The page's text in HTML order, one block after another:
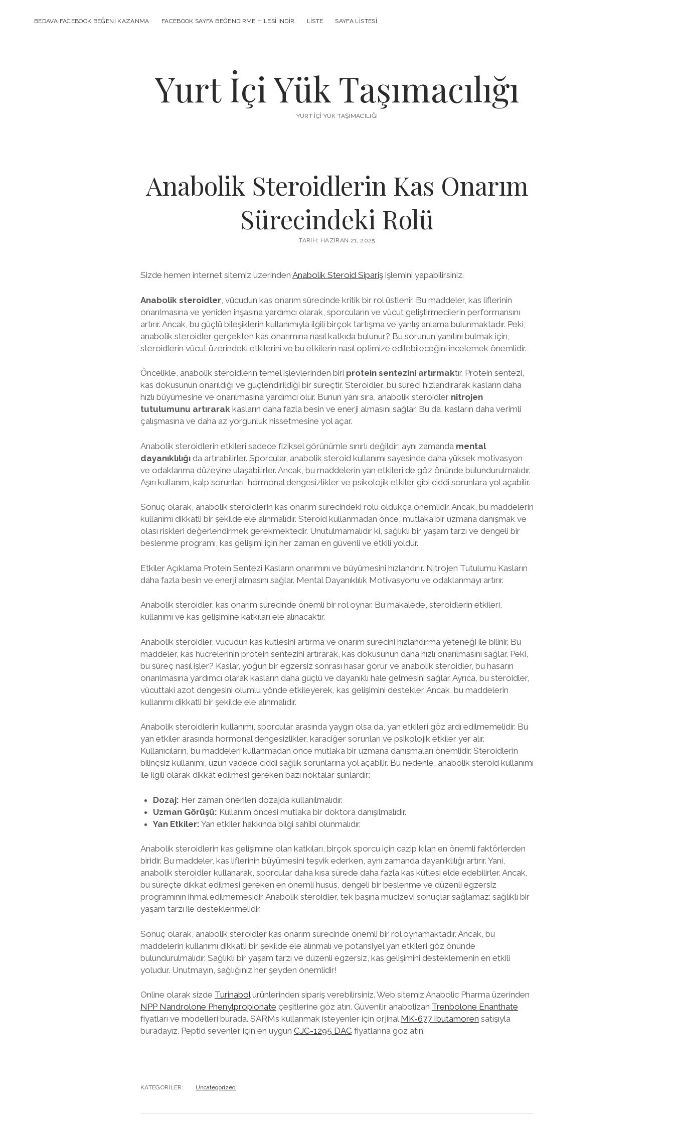
BEDAVA FACEBOOK BEĞENI KAZANMA FACEBOOK SAYFA BEĞENDIRME HILESI İNDIR LISTE SAYFA LISTESI
Yurt İçi Yük Taşımacılığı
YURT İÇI YÜK TAŞIMACILIĞI
Anabolik Steroidlerin Kas Onarım
Sürecindeki Rolü
TARIH: HAZIRAN 21, 2025
Sizde hemen internet sitemiz üzerinden Anabolik Steroid Siparişişlemini yapabilirsiniz.
Anabolik steroidler, vücudun kas onarım sürecinde kritik bir rol üstlenir. Bu maddeler, kas liflerinin
onarılmasına ve yeniden inşasına yardımcı olarak, sporcuların ve vücut geliştirmecilerin performansını
artırır. Ancak, bu güçlü bileşiklerin kullanımıyla ilgili birçok tartışma ve yanlış anlama bulunmaktadır. Peki,
anabolik steroidler gerçekten kas onarımına nasıl katkıda bulunur? Bu sorunun yanıtını bulmak için,
steroidlerin vücut üzerindeki etkilerini ve bu etkilerin nasıl optimize edilebileceğini incelemek önemlidir.
Öncelikle, anabolik steroidlerin temel işlevlerinden biri protein sentezini artırmaktır. Protein sentezi,
kas dokusunun onarıldığı ve güçlendirildiği bir süreçtir. Steroidler, bu süreci hızlandırarak kasların daha
hızlı büyümesine ve onarılmasına yardımcı olur. Bunun yanı sıra, anabolik steroidler nitrojen
tutulumunu artırarakkasların daha fazla besin ve enerji almasını sağlar. Bu da, kasların daha verimli
çalışmasına ve daha az yorgunluk hissetmesine yol açar.
Anabolik steroidlerin etkileri sadece fiziksel görünümle sınırlı değildir; aynı zamanda mental
dayanıklılığıda artırabilirler. Sporcular, anabolik steroid kullanımı sayesinde daha yüksek motivasyon
ve odaklanma düzeyine ulaşabilirler. Ancak, bu maddelerin yan etkileri de göz önünde bulundurulmalıdır.
Aşırı kullanım, kalp sorunları, hormonal dengesizlikler ve psikolojik etkiler gibi ciddi sorunlara yol açabilir.
Sonuç olarak, anabolik steroidlerin kas onarım sürecindeki rolü oldukça önemlidir. Ancak, bu maddelerin
kullanımı dikkatli bir şekilde ele alınmalıdır. Steroid kullanmadan önce, mutlaka bir uzmana danışmak ve
olası riskleri değerlendirmek gerekmektedir. Unutulmamalıdır ki, sağlıklı bir yaşam tarzı ve dengeli bir
beslenme programı, kas gelişimi için her zaman en güvenli ve etkili yoldur.
Etkiler Açıklama Protein Sentezi Kasların onarımını ve büyümesini hızlandırır. Nitrojen Tutulumu Kasların
daha fazla besin ve enerji almasını sağlar. Mental Dayanıklılık Motivasyonu ve odaklanmayı artırır.
Anabolik steroidler, kas onarım sürecinde önemli bir rol oynar. Bu makalede, steroidlerin etkileri,
kullanımı ve kas gelişimine katkıları ele alınacaktır.
Anabolik steroidler, vücudun kas kütlesini artırma ve onarım sürecini hızlandırma yeteneği ile bilinir. Bu
maddeler, kas hücrelerinin protein sentezini artırarak, kas dokusunun daha hızlı onarılmasını sağlar. Peki,
bu süreç nasıl işler? Kaslar, yoğun bir egzersiz sonrası hasar görür ve anabolik steroidler, bu hasarın
onarılmasına yardımcı olarak kasların daha güçlü ve dayanıklı hale gelmesini sağlar. Ayrıca, bu steroidler,
vücuttaki azot dengesini olumlu yönde etkileyerek, kas gelişimini destekler. Ancak, bu maddelerin
kullanımı dikkatli bir şekilde ele alınmalıdır.
Anabolik steroidlerin kullanımı, sporcular arasında yaygın olsa da, yan etkileri göz ardı edilmemelidir. Bu
yan etkiler arasında hormonal dengesizlikler, karaciğer sorunları ve psikolojik etkiler yer alır.
Kullanıcıların, bu maddeleri kullanmadan önce mutlaka bir uzmana danışmaları önemlidir. Steroidlerin
bilinçsiz kullanımı, uzun vadede ciddi sağlık sorunlarına yol açabilir. Bu nedenle, anabolik steroid kullanımı
ile ilgili olarak dikkat edilmesi gereken bazı noktalar şunlardır:
Dozaj: Her zaman önerilen dozajda kullanılmalıdır.
Uzman Görüşü: Kullanım öncesi mutlaka bir doktora danışılmalıdır.
Yan Etkiler: Yan etkiler hakkında bilgi sahibi olunmalıdır.
Anabolik steroidlerin kas gelişimine olan katkıları, birçok sporcu için cazip kılan en önemli faktörlerden
biridir. Bu maddeler, kas liflerinin büyümesini teşvik ederken, aynı zamanda dayanıklılığı artırır. Yani,
anabolik steroidler kullanarak, sporcular daha kısa sürede daha fazla kas kütlesi elde edebilirler. Ancak,
bu süreçte dikkat edilmesi gereken en önemli husus, dengeli bir beslenme ve düzenli egzersiz
programının ihmal edilmemesidir. Anabolik steroidler, tek başına mucizevi sonuçlar sağlamaz; sağlıklı bir
yaşam tarzı ile desteklenmelidir.
Sonuç olarak, anabolik steroidler kas onarım sürecinde önemli bir rol oynamaktadır. Ancak, bu
maddelerin kullanımı dikkatli bir şekilde ele alınmalı ve potansiyel yan etkileri göz önünde
bulundurulmalıdır. Sağlıklı bir yaşam tarzı ve düzenli egzersiz, kas gelişimini desteklemenin en etkili
yoludur. Unutmayın, sağlığınız her şeyden önemlidir!
Online olarak sizde Turinabolürünlerinden sipariş verebilirsiniz. Web sitemiz Anabolic Pharma üzerinden
NPP Nandrolone Phenylpropionate çeşitlerine göz atın. Güvenilir anabolizan Trenbolone Enanthate
fiyatları ve modelleri burada. SARMs kullanmak isteyenler için orjinal MK-677 Ibutamoren satışıyla
buradayız. Peptid sevenler için en uygun CJC-1295 DAC fiyatlarına göz atın.
KATEGORILER: Uncategorized